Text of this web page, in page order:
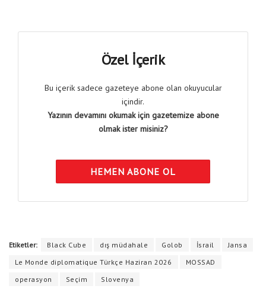
Özel İçerik
Bu içerik sadece gazeteye abone olan okuyucular
içindir.
Yazının devamını okumak için gazetemize abone
olmak ister misiniz?
HEMEN ABONE OL
Etiketler: Black Cube dış müdahale Golob İsrail
Jansa
Le Monde diplomatique Türkçe Haziran 2026
MOSSAD
operasyon
Seçim Slovenya